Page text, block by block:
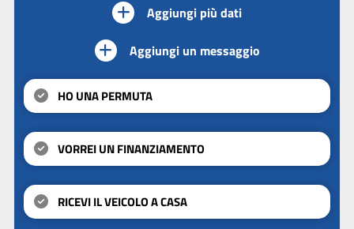
Aggiungi più dati
Aggiungi un messaggio
HO UNA PERMUTA
VORREI UN FINANZIAMENTO
RICEVI IL VEICOLO A CASA